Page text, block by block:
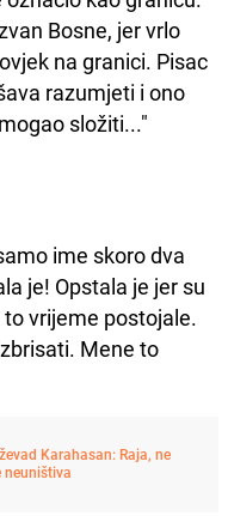
Bosne, jer vrlo
na granici. Pisac
razumjeti i ono
složiti..."
ime skoro dva
je! Opstala je jer su
vrijeme postojale.
Mene to
Karahasan: Raja, ne
neuništiva